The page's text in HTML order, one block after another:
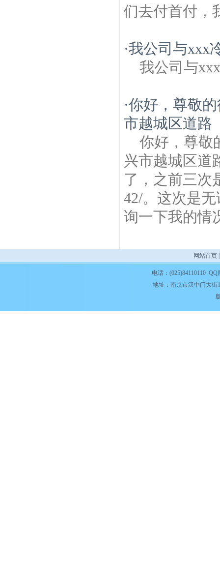
们去付首付，
·我公司与xxx
我公司与
·你好，尊敬
市越城区道路
你好，尊敬
兴市越城区道
了，之前三次
42/。这次是
询一下我的情
网站首页
电话：(025)84110110
地址：南京市汉中门大街